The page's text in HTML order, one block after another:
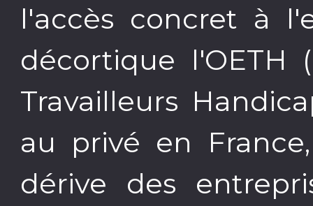
l'accès concret à
décortique l'OETH
Travailleurs
au privé en
dérive des